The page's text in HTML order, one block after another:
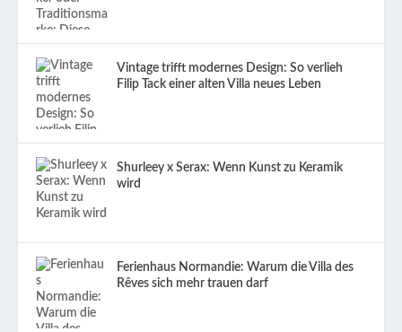
Vintage trifft modernes Design: So verlieh
Filip Tack einer alten Villa neues Leben
Shurleey x Serax: Wenn Kunst zu Keramik
wird
Ferienhaus Normandie: Warum die Villa des
Rêves sich mehr trauen darf